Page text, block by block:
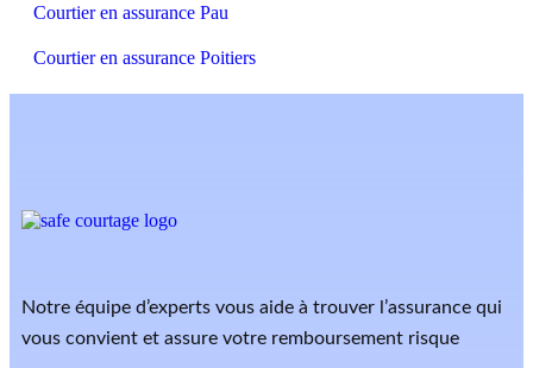
Courtier en assurance Pau
Courtier en assurance Poitiers
Notre équipe d’experts vous aide à trouver l’assurance qui
vous convient et assure votre remboursement risque